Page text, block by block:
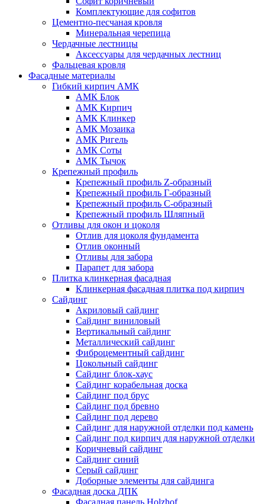
Комплектующие для софитов
Цементно-песчаная кровля
Минеральная черепица
Чердачные лестницы
Аксессуары для чердачных лестниц
Фальцевая кровля
Фасадные материалы
Гибкий кирпич АМК
АМК Блок
АМК Кирпич
АМК Клинкер
АМК Мозаика
АМК Ригель
АМК Соты
АМК Тычок
Крепежный профиль
Крепежный профиль Z-образный
Крепежный профиль Г-образный
Крепежный профиль С-образный
Крепежный профиль Шляпный
Отливы для окон и цоколя
Отлив для цоколя фундамента
Отлив оконный
Отливы для забора
Парапет для забора
Плитка клинкерная фасадная
Клинкерная фасадная плитка под кирпич
Сайдинг
Акриловый сайдинг
Сайдинг виниловый
Вертикальный сайдинг
Металлический сайдинг
Фиброцементный сайдинг
Цокольный сайдинг
Сайдинг блок-хаус
Сайдинг корабельная доска
Сайдинг под брус
Сайдинг под бревно
Сайдинг под дерево
Сайдинг для наружной отделки под камень
Сайдинг под кирпич для наружной отделки
Коричневый сайдинг
Сайдинг синий
Серый сайдинг
Доборные элементы для сайдинга
Фасадная доска ДПК
Фасадная панель Holzhof